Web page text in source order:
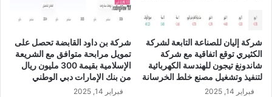
ي
و
ن
ر
شركة إليان للصناعة التابعة لشركة
الكثيري توقع اتفاقية مع شركة
شاندونغ تيجون للهندسة الكهربائية
لتنفيذ وتشغيل مصنع خلط الخرسانة
فبراير 14, 2025
شركة بن داود القابضة تحصل على
تمويل مرابحة متوافق مع الشريعة
الإسلامية بقيمة 300 مليون ريال
من بنك الإمارات دبي الوطني
فبراير 14, 2025